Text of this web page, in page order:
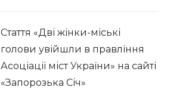
Стаття «Дві жінки-міські
голови увійшли в правління
Асоціації міст України» на сайті
«Запорозька Січ»